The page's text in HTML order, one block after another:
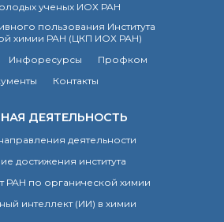
ученых ИОХ РАН
пользования Института
химии РАН (ЦКП ИОХ РАН)
Инфоресурсы
Профком
Контакты
ДЕЯТЕЛЬНОСТЬ
деятельности
достижения института
РАН по органической химии
интеллект (ИИ) в химии